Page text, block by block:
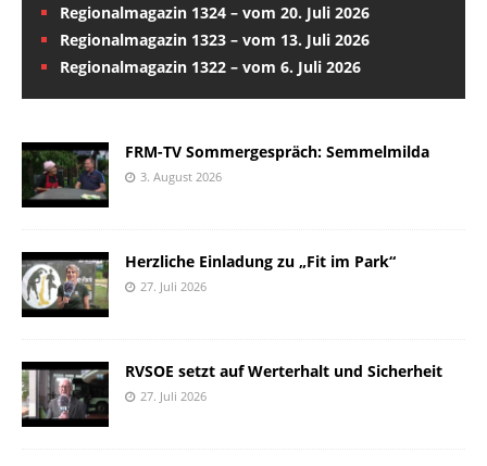
Regionalmagazin 1324 – vom 20. Juli 2026
Regionalmagazin 1323 – vom 13. Juli 2026
Regionalmagazin 1322 – vom 6. Juli 2026
FRM-TV Sommergespräch: Semmelmilda
3. August 2026
Herzliche Einladung zu „Fit im Park“
27. Juli 2026
RVSOE setzt auf Werterhalt und Sicherheit
27. Juli 2026